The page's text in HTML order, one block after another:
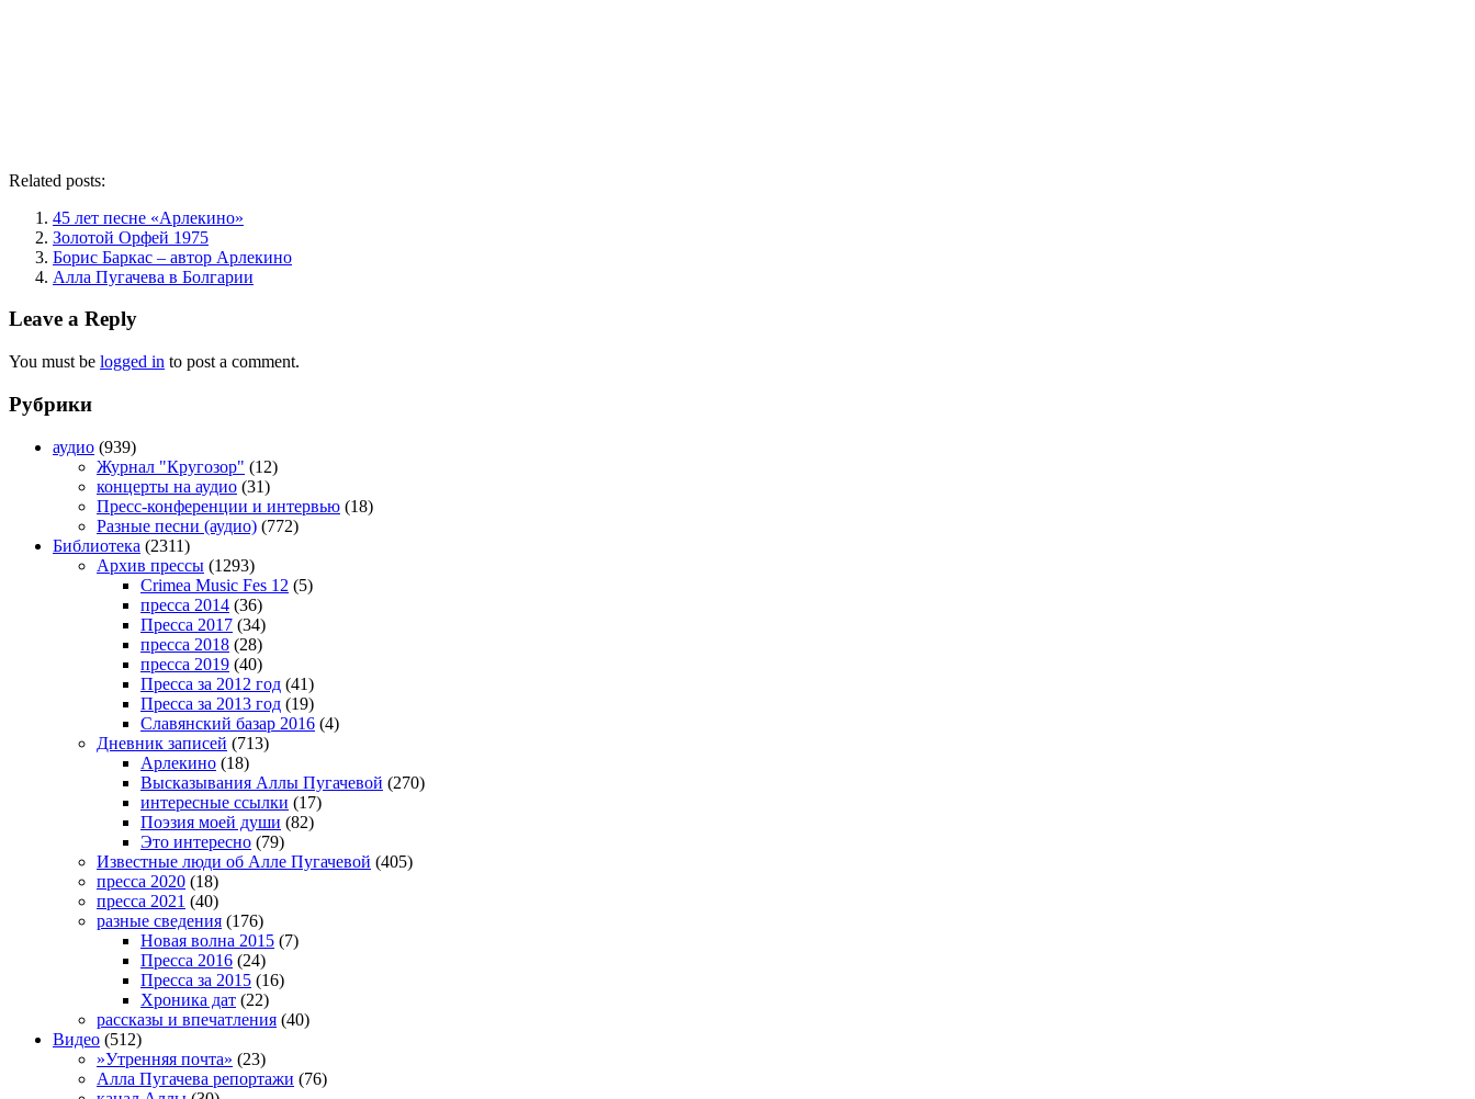
Related posts:
45 лет песне «Арлекино»
Золотой Орфей 1975
Борис Баркас – автор Арлекино
Алла Пугачева в Болгарии
Leave a Reply
You must be logged in to post a comment.
Рубрики
аудио (939)
Журнал "Кругозор" (12)
концерты на аудио (31)
Пресс-конференции и интервью (18)
Разные песни (аудио) (772)
Библиотека (2311)
Архив прессы (1293)
Crimea Music Fes 12 (5)
пресса 2014 (36)
Пресса 2017 (34)
пресса 2018 (28)
пресса 2019 (40)
Пресса за 2012 год (41)
Пресса за 2013 год (19)
Славянский базар 2016 (4)
Дневник записей (713)
Арлекино (18)
Высказывания Аллы Пугачевой (270)
интересные ссылки (17)
Поэзия моей души (82)
Это интересно (79)
Известные люди об Алле Пугачевой (405)
пресса 2020 (18)
пресса 2021 (40)
разные сведения (176)
Новая волна 2015 (7)
Пресса 2016 (24)
Пресса за 2015 (16)
Хроника дат (22)
рассказы и впечатления (40)
Видео (512)
»Утренняя почта» (23)
Алла Пугачева репортажи (76)